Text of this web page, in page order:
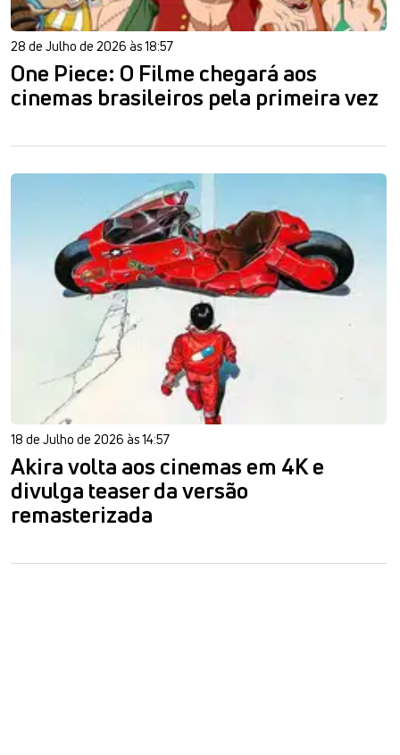
28 de Julho de 2026 às 18:57
One Piece: O Filme chegará aos
cinemas brasileiros pela primeira vez
18 de Julho de 2026 às 14:57
Akira volta aos cinemas em 4K e
divulga teaser da versão
remasterizada